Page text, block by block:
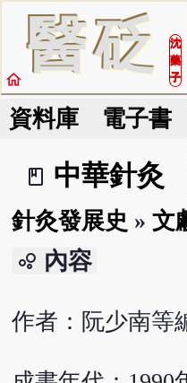
醫砭
沈
藥
子
home
資料庫 電子書
book_2
中華針灸
針灸發展史 » 文
bubble_chart 內容
作者：阮少南等